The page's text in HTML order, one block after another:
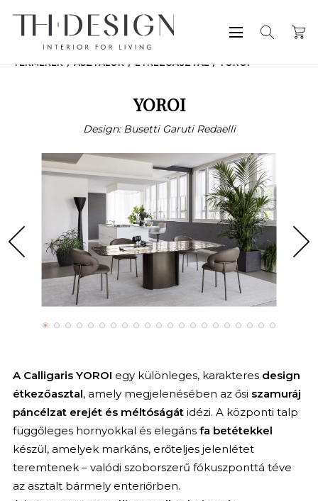
TERMÉKEK ASZTALOK ÉTKEZŐASZTAL YOROI
YOROI
Design: Busetti Garuti Redaelli
A Calligaris YOROI egy különleges, karakteres design
étkezőasztal, amely megjelenésében az ősi szamuráj
páncélzat erejét és méltóságátidézi. A központi talp
függőleges hornyokkal és elegáns fa betétekkel
készül, amelyek markáns, erőteljes jelenlétet
teremtenek – valódi szoborszerű fókuszponttá téve
az asztalt bármely enteriőrben.